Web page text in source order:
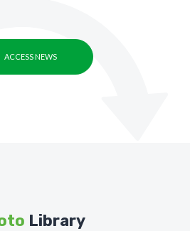
ACCESS NEWS
Library